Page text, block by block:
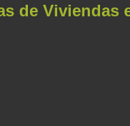
de Viviendas